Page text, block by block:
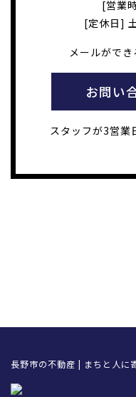
[営業
[定休日]
メールがで
お問い
スタッフが3営業
長野市の不動産 | まちと人に